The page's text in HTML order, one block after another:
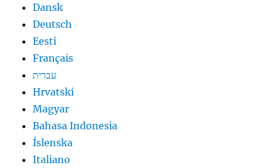
Dansk
Deutsch
Eesti
Français
עברית
Hrvatski
Magyar
Bahasa Indonesia
Íslenska
Italiano